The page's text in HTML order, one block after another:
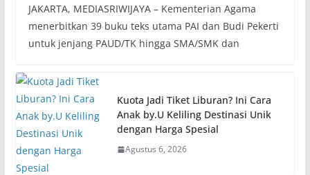
JAKARTA, MEDIASRIWIJAYA – Kementerian Agama
menerbitkan 39 buku teks utama PAI dan Budi Pekerti
untuk jenjang PAUD/TK hingga SMA/SMK dan
Kuota Jadi Tiket Liburan? Ini Cara
Anak by.U Keliling Destinasi Unik
dengan Harga Spesial
Agustus 6, 2026